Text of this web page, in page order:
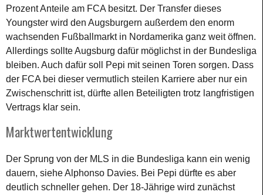
Prozent Anteile am FCA besitzt. Der Transfer dieses
Youngster wird den Augsburgern außerdem den enorm
wachsenden Fußballmarkt in Nordamerika ganz weit öffnen.
Allerdings sollte Augsburg dafür möglichst in der Bundesliga
bleiben. Auch dafür soll Pepi mit seinen Toren sorgen. Dass
der FCA bei dieser vermutlich steilen Karriere aber nur ein
Zwischenschritt ist, dürfte allen Beteiligten trotz langfristigen
Vertrags klar sein.
Marktwertentwicklung
Der Sprung von der MLS in die Bundesliga kann ein wenig
dauern, siehe Alphonso Davies. Bei Pepi dürfte es aber
deutlich schneller gehen. Der 18-Jährige wird zunächst